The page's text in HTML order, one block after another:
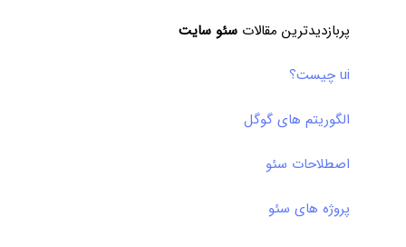
پربازدیدترین مقالات سئو سایت
ui چیست؟
الگوریتم های گوگل
اصطلاحات سئو
پروژه های سئو